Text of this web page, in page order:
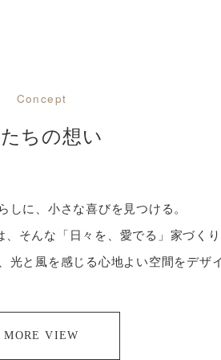
Concept
ちの想い
しに、小さな喜びを見つける。
そんな「日々を、愛でる」家づくり
光と風を感じる心地よい空間をデザ
MORE VIEW